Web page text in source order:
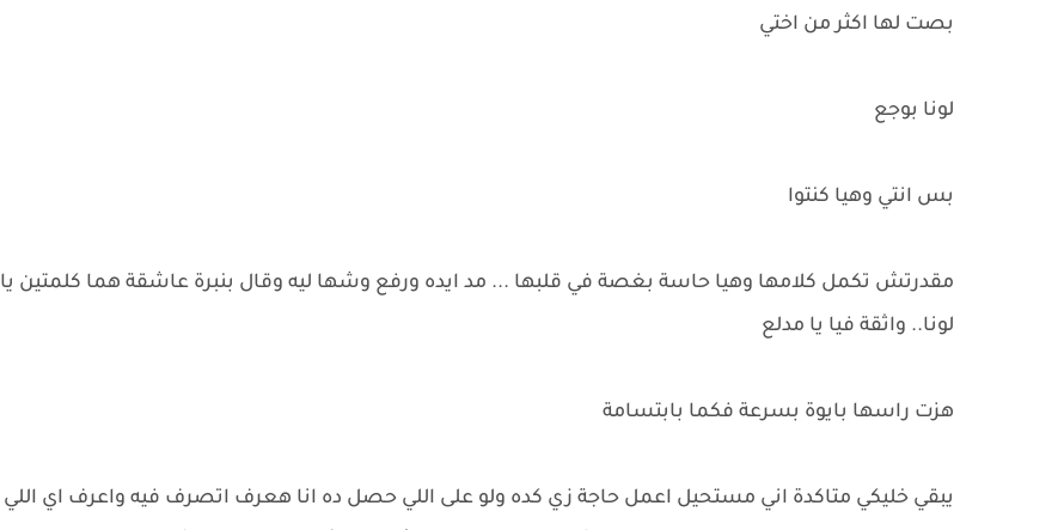
بصت لها اكثر من اختي
لونا بوجع
بس انتي وهيا كنتوا
مقدرتش تكمل كلامها وهيا حاسة بغصة في قلبها ... مد ايده ورفع وشها ليه وقال بنبرة عاشقة هما كلمتين يا
لونا.. واثقة فيا يا مدلع
هزت راسها بايوة بسرعة فكما بابتسامة
يبقي خليكي متاكدة اني مستحيل اعمل حاجة زي كده ولو على اللي حصل ده انا هعرف اتصرف فيه واعرف اي اللي